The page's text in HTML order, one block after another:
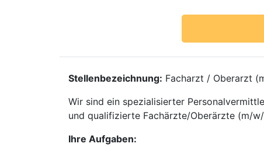
Stellenbezeichnung: Facharzt / Oberarzt
Wir sind ein spezialisierter
und qualifizierte Fachärzte/Oberärzte (m/
Ihre Aufgaben: